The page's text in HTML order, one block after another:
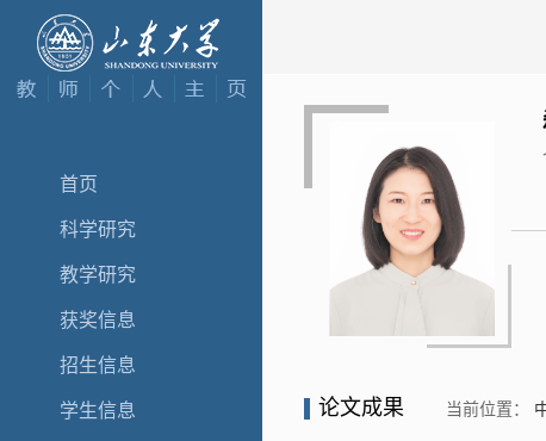
首页
科学研究
教学研究
获奖信息
招生信息
学生信息 论文成果 当前位置：